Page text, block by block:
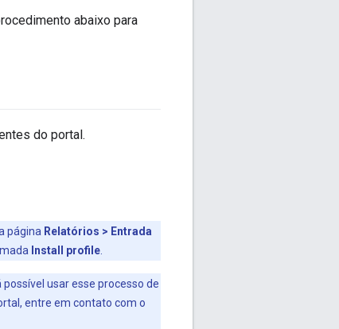
abaixo para
do portal.
página Relatórios > Entrada
Install profile
usar esse processo de
entre em contato com o